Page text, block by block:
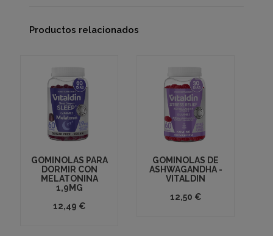
Productos relacionados
GOMINOLAS PARA
DORMIR CON
MELATONINA
1,9MG
12,49 €
GOMINOLAS DE
ASHWAGANDHA -
VITALDIN
12,50 €